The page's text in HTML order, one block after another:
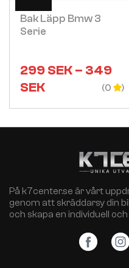
Bak Läpp Bmw 3
Serie
299SEK– 349
SEK
(0
På k7center.se är vårt
genom att skräddarsy din
och skapa en individuell